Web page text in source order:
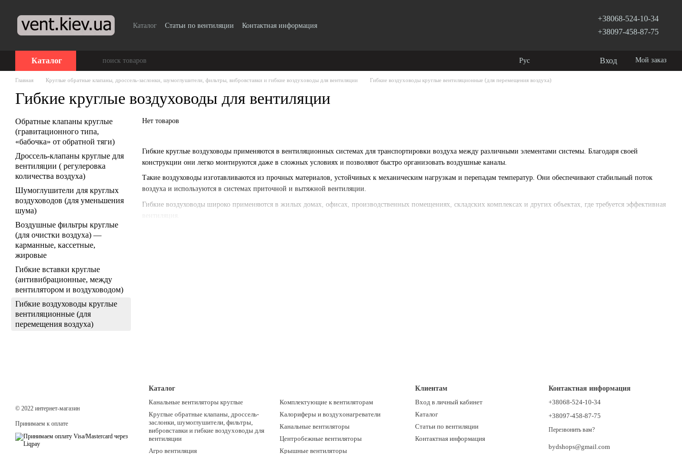
Каталог Статьи по вентиляции Контактная информация
+38068-524-10-34
+38097-458-87-75
Каталог Рус Вход Мой заказ
Главная Круглые обратные клапаны, дроссель-заслонки, шумоглушители, фильтры, вибровставки и гибкие воздуховоды для вентиляции Гибкие воздуховоды круглые вентиляционные (для перемещения воздуха)
Гибкие круглые воздуховоды для вентиляции
Гибкие круглые воздуховоды применяются в вентиляционных системах для транспортировки воздуха между различными элементами системы. Благодаря своей
конструкции они легко монтируются даже в сложных условиях и позволяют быстро организовать воздушные каналы.
Такие воздуховоды изготавливаются из прочных материалов, устойчивых к механическим нагрузкам и перепадам температур. Они обеспечивают стабильный поток
воздуха и используются в системах приточной и вытяжной вентиляции.
Гибкие воздуховоды широко применяются в жилых домах, офисах, производственных помещениях, складских комплексах и других объектах, где требуется эффективная
Нет товаров
Обратные клапаны круглые
(гравитационного типа,
«бабочка» от обратной тяги)
Дроссель-клапаны круглые для
вентиляции ( регулеровка
количества воздуха)
Шумоглушители для круглых
воздуховодов (для уменьшения
шума)
Воздушные фильтры круглые
(для очистки воздуха) —
карманные, кассетные,
жировые
Гибкие вставки круглые
(антивибрационные, между
вентилятором и воздуховодом)
Гибкие воздуховоды круглые
вентиляционные (для
перемещения воздуха)
© 2022 интернет-магазин
Принимаем к оплате
Каталог
Канальные вентиляторы круглые
Круглые обратные клапаны, дроссель-
заслонки, шумоглушители, фильтры,
вибровставки и гибкие воздуховоды для
вентиляции
Агро вентиляция
Комплектующие к вентиляторам
Калориферы и воздухонагреватели
Канальные вентиляторы
Центробежные вентиляторы
Крышные вентиляторы
Клиентам
Вход в личный кабинет
Каталог
Статьи по вентиляции
Контактная информация
Контактная информация
+38068-524-10-34
+38097-458-87-75
Перезвонить вам?
bydshops@gmail.com